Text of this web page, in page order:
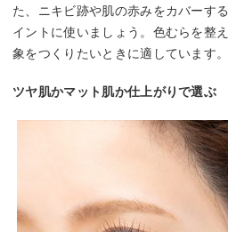
た、ニキビ跡や肌の赤みをカバーす
イントに使いましょう。色むらを整
象をつくりたいときに適しています。
ツヤ肌かマット肌か仕上がりで選ぶ